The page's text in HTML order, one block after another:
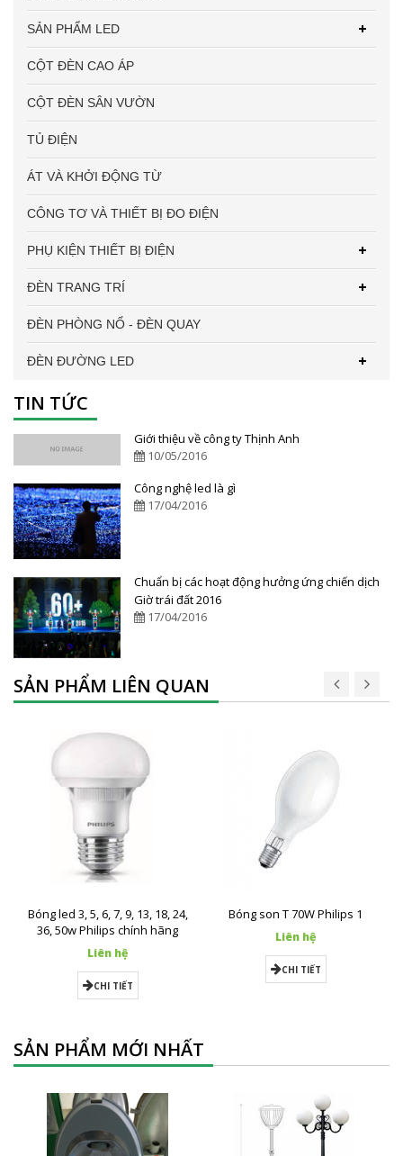
SẢN PHẨM LED
CỘT ĐÈN CAO ÁP
CỘT ĐÈN SÂN VƯỜN
TỦ ĐIỆN
ÁT VÀ KHỞI ĐỘNG TỪ
CÔNG TƠ VÀ THIẾT BỊ ĐO ĐIỆN
PHỤ KIỆN THIẾT BỊ ĐIỆN
ĐÈN TRANG TRÍ
ĐÈN PHÒNG NỔ - ĐÈN QUAY
ĐÈN ĐƯỜNG LED
TIN TỨC
Giới thiệu về công ty Thịnh Anh
10/05/2016
Công nghệ led là gì
17/04/2016
Chuẩn bị các hoạt động hưởng ứng chiến dịch
Giờ trái đất 2016
17/04/2016
SẢN PHẨM LIÊN QUAN
Bóng led 3, 5, 6, 7, 9, 13, 18, 24,
36, 50w Philips chính hãng
Liên hệ
CHI TIẾT
Bóng son T 70W Philips 1
Liên hệ
CHI TIẾT
SẢN PHẨM MỚI NHẤT